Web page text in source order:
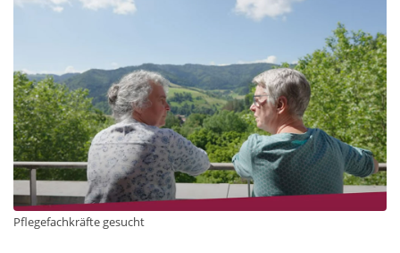
Pflegefachkräfte gesucht